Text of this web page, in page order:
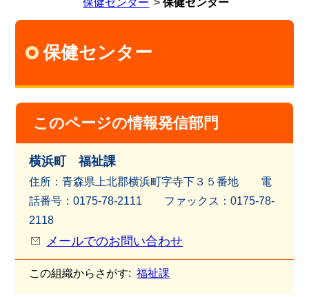
保健センター
保健センター
保健センター
このページの情報発信部門
横浜町 福祉課
住所：青森県上北郡横浜町字寺下３５番地 電
話番号：0175-78-2111 ファッ クス：0175-78-
2118
メールでのお問い合わせ
この組織からさがす:福祉課